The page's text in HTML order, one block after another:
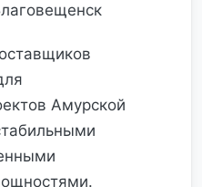
Амурской